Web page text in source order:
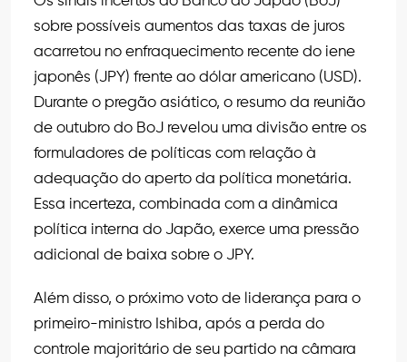
sobre possíveis aumentos das taxas de juros
acarretou no enfraquecimento recente do iene
japonês (JPY) frente ao dólar americano (USD).
Durante o pregão asiático, o resumo da reunião
de outubro do BoJ revelou uma divisão entre os
formuladores de políticas com relação à
adequação do aperto da política monetária.
Essa incerteza, combinada com a dinâmica
política interna do Japão, exerce uma pressão
adicional de baixa sobre o JPY.
Além disso, o próximo voto de liderança para o
primeiro-ministro Ishiba, após a perda do
controle majoritário de seu partido na câmara